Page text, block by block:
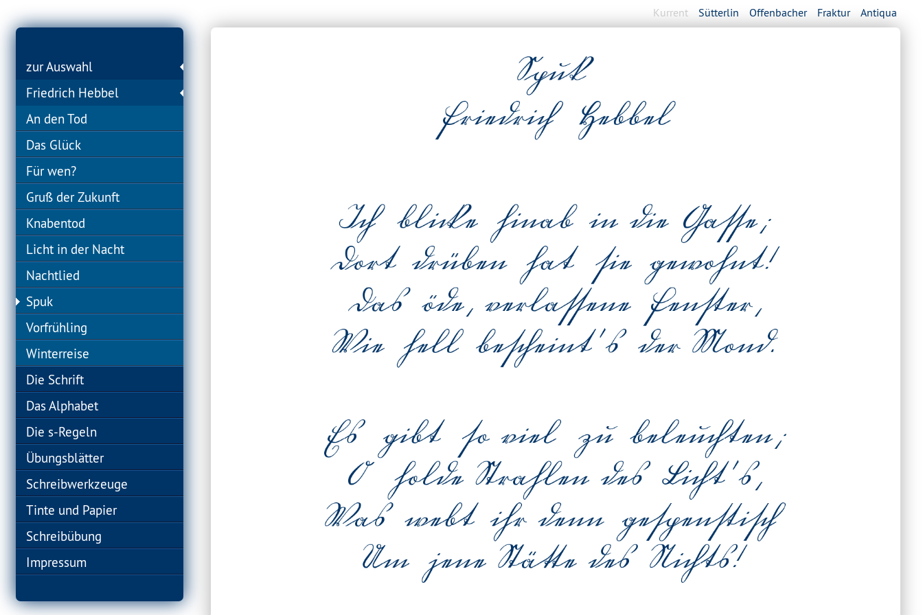
Kurrent Sütterlin Offenbacher Fraktur Antiqua
zur Auswahl
Friedrich Hebbel
An den Tod
Das Glück
Für wen?
Gruß der Zukunft
Knabentod
Licht in der Nacht
Nachtlied
Spuk
Vorfrühling
Winterreise
Die Schrift
Das Alphabet
Die s-Regeln
Übungsblätter
Schreibwerkzeuge
Tinte und Papier
Schreibübung
Impressum